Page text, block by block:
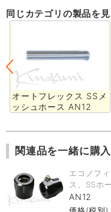
同じカテゴリの製品を
オートフレックス SSメ
ッシュホース AN12
関連品を一緒に購
エコノフ
ス、SSホ
AN12
価格(税別